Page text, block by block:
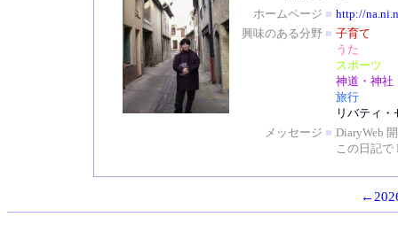
ホームページ ■ http://
興味のある分野 ■ 子育て
うた
スポーツ
神道・神社
旅行
リバティ
メッセージ ■ DiaryWeb
この日記